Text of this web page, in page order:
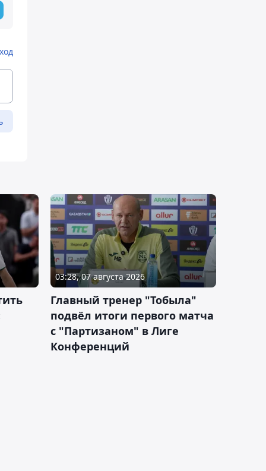
03:28, 07 августа 2026
Главный тренер "Тобыла"
подвёл итоги первого матча
с "Партизаном" в Лиге
Конференций